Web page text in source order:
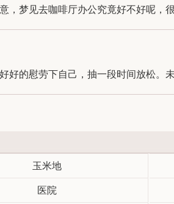
，梦见去咖啡厅办公究竟好不好呢，
好的慰劳下自己，抽一段时间放松。
玉米地
医院